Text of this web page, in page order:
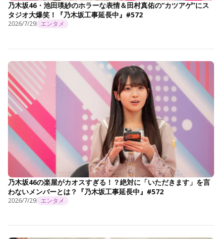
乃木坂46・池田瑛紗のホラーな表情＆田村真佑の“カツアゲ”にス
タジオ大爆笑！『乃木坂工事延長中』#572
2026/7/29 エンタメ
乃木坂46の楽屋がカオスすぎる！？絶対に「いただきます」を言
わないメンバーとは？『乃木坂工事延長中』#572
2026/7/29 エンタメ